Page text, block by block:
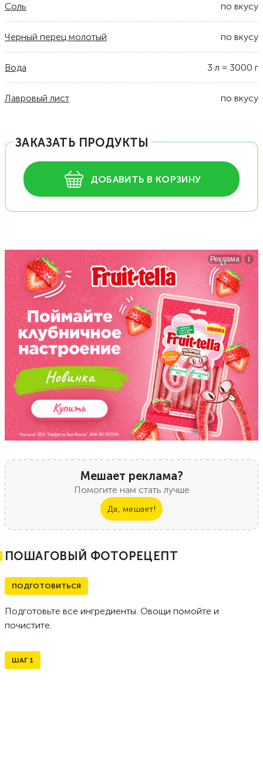
Соль по вкусу
Черный перец молотый по вкусу
Вода 3 л = 3000 г
Лавровый лист по вкусу
ЗАКАЗАТЬ ПРОДУКТЫ
ДОБАВИТЬ В КОРЗИНУ
Мешает реклама?
Помогите нам стать лучше
Да, мешает!
ПОШАГОВЫЙ ФОТОРЕЦЕПТ
ПОДГОТОВИТЬСЯ
Подготовьте все ингредиенты. Овощи помойте и
почистите.
ШАГ 1